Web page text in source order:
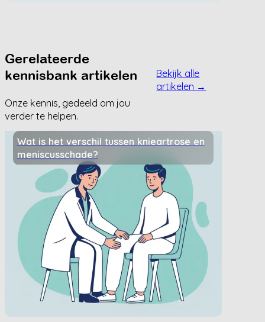
Gerelateerde
kennisbank artikelen
Onze kennis, gedeeld om jou
verder te helpen.
Bekijk alle
artikelen →
Wat is het verschil tussen knieartrose en
meniscusschade?